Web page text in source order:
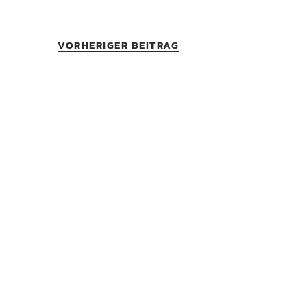
VORHERIGER BEITRAG